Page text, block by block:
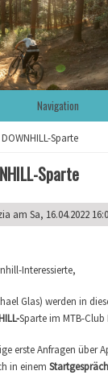
Navigation
Sparte
Sparte
am Sa, 16.04.2022
Interessierte,
Glas) werden in
Sparte im MTB-
erste Anfragen über
in einem